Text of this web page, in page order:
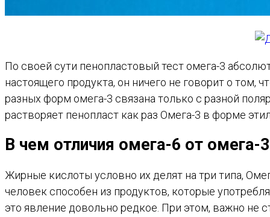
По своей сути пенопластовый тест омега-3
настоящего продукта, он ничего не говорит о том,
разных форм омега-3 связана только с разной
растворяет пенопласт как раз Омега-3 в форме
В чем отличия омега-6 от омега-3
Жирные кислоты условно их делят на три типа,
человек способен из продуктов, которые
это явление довольно редкое. При этом, важно не